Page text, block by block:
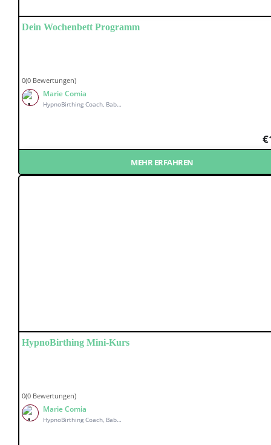
Dein Wochen­bett Programm
0(0 Bewertungen)
Marie Comia
HypnoBirthing Coach, Babymassage Kursleiterin, Wochenbett Coach & holistischer Babycoach
€
MEHR ERFAHREN
Hyp­no­Birt­hing Mini-Kurs
0(0 Bewertungen)
Marie Comia
HypnoBirthing Coach, Babymassage Kursleiterin, Wochenbett Coach & holistischer Babycoach